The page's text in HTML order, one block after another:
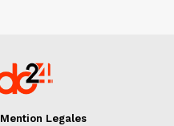
Mention Legales